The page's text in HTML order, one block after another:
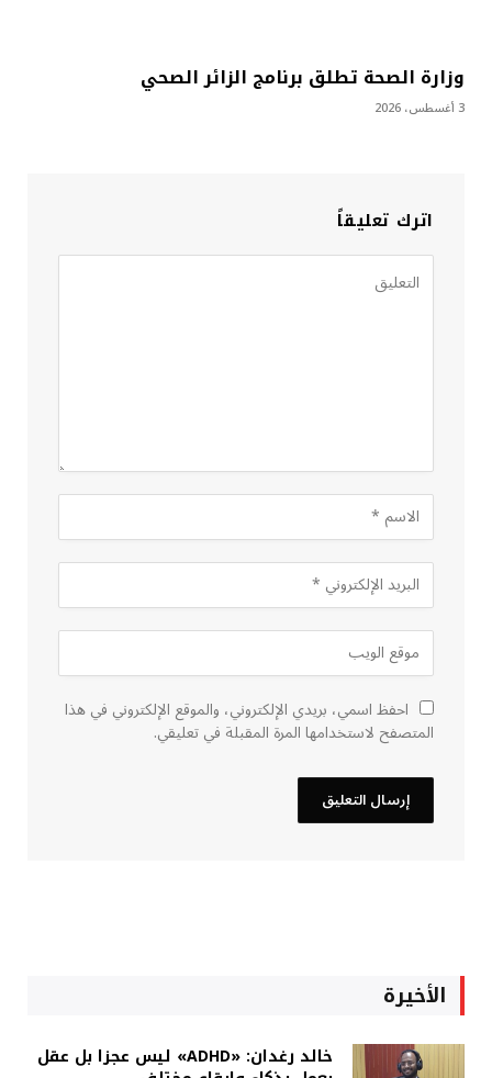
وزارة الصحة تطلق برنامج الزائر الصحي
3 أغسطس، 2026
اترك تعليقاً
احفظ اسمي، بريدي الإلكتروني، والموقع الإلكتروني في هذا
المتصفح لاستخدامها المرة المقبلة في تعليقي.
الأخيرة
خالد رغدان: «ADHD» ليس عجزا بل عقل